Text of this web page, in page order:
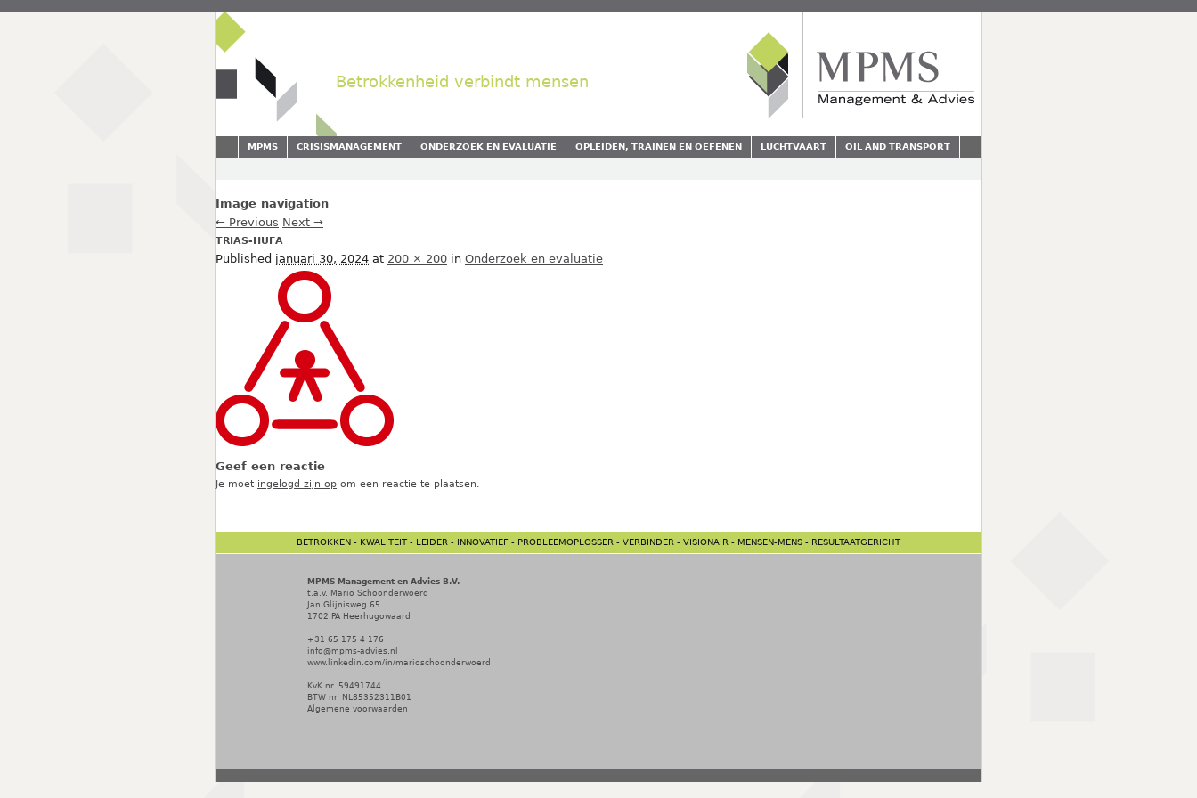
Betrokkenheid verbindt mensen
MPMS CRISISMANAGEMENT ONDERZOEK EN EVALUATIE OPLEIDEN, TRAINEN EN OEFENEN LUCHTVAART OIL AND TRANSPORT
Image navigation
← Previous Next →
TRIAS-HUFA
Published januari 30, 2024 at 200 × 200 in Onderzoek en evaluatie
Geef een reactie
Je moet ingelogd zijn op om een reactie te plaatsen.
BETROKKEN - KWALITEIT - LEIDER - INNOVATIEF - PROBLEEMOPLOSSER - VERBINDER - VISIONAIR - MENSEN-MENS - RESULTAATGERICHT
MPMS Management en Advies B.V.
t.a.v. Mario Schoonderwoerd
Jan Glijnisweg 65
1702 PA Heerhugowaard
+31 65 175 4 176
info@mpms-advies.nl
www.linkedin.com/in/marioschoonderwoerd
KvK nr. 59491744
BTW nr. NL85352311B01
Algemene voorwaarden